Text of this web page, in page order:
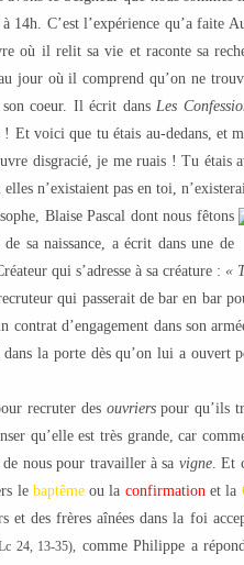
14h. C’est l’expérience qu’a faite
où il relit sa vie et raconte sa
jour où il comprend qu’on ne
coeur. Il écrit dansLes
Et voici que tu étais au-dedans, et
disgracié, je me ruais ! Tu
n’existaient pas en toi,
Blaise Pascal dont nous fêtons
sa naissance, a écrit dans une de
qui s’adresse à sa créature : «
qui passerait de bar en bar
contrat d’engagement dans son
la porte dès qu’on lui a ouvert
recruter des ouvrierspour qu’ils
qu’elle est très grande, car
nous pour travailler à sa vigne. Et
le baptêmeou la confirmationet la
et des frères aînées dans la foi
24, 13-35), comme Philippe a